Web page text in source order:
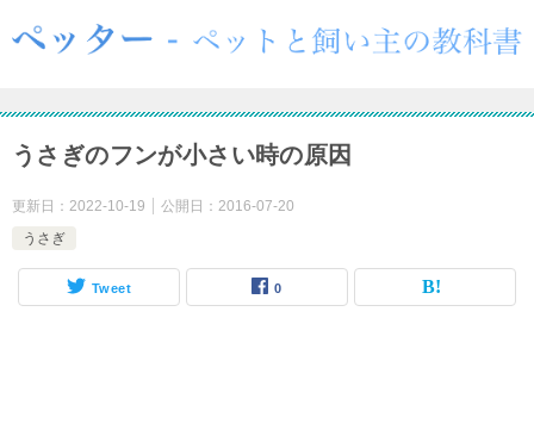
うさぎのフンが小さい時の原因
更新日： 2022-10-19 公開日： 2016-07-20
うさぎ
Tweet 0